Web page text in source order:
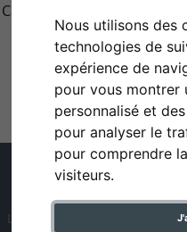
Nous utilisons des
technologies de
expérience de
pour vous montrer
personnalisé et
pour analyser le
pour comprendre
visiteurs.
Cadres photo pour votre
«
Le magasin en ligne pour